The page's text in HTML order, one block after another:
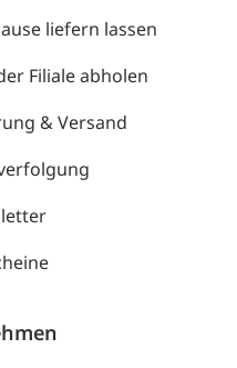
liefern lassen
Filiale abholen
& Versand